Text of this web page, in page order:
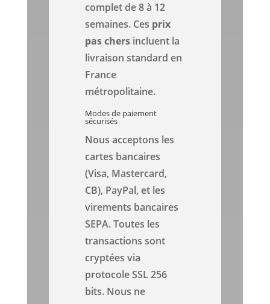
complet de 8 à 12
semaines. Ces prix
pas chers incluent la
livraison standard en
France
métropolitaine.
Modes de paiement
sécurisés
Nous acceptons les
cartes bancaires
(Visa, Mastercard,
CB), PayPal, et les
virements bancaires
SEPA. Toutes les
transactions sont
cryptées via
protocole SSL 256
bits. Nous ne